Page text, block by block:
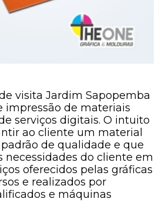
visita Jardim Sapopemba
impressão de materiais
serviços digitais. O intuito
ao cliente um material
de qualidade e que
necessidades do cliente em
oferecidos pelas gráficas
e realizados por
e máquinas